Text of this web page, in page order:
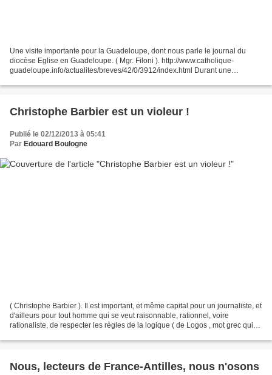
Une visite importante pour la Guadeloupe, dont nous parle le journal du
diocèse Eglise en Guadeloupe. ( Mgr. Filoni ). http://www.catholique-
guadeloupe.info/actualites/breves/42/0/3912/index.html Durant une
Christophe Barbier est un violeur !
Publié le 02/12/2013 à 05:41
Par Edouard Boulogne
( Christophe Barbier ). Il est important, et même capital pour un journaliste, et
d'ailleurs pour tout homme qui se veut raisonnable, rationnel, voire
rationaliste, de respecter les règles de la logique ( de Logos , mot grec qui
Nous, lecteurs de France-Antilles, nous n'osons